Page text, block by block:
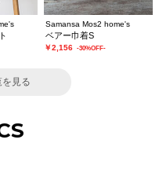
Samansa Mos2 home's
ベアー巾着S
￥2,156 -30%OFF-
見る